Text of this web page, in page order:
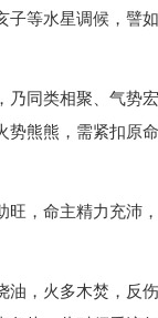
子等水星调候，譬
乃同类相聚、气势
势熊熊，需紧扣原
，命主精力充沛
油，火多木焚，反